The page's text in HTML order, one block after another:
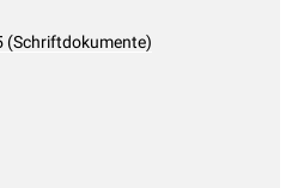
(Schriftdokumente)